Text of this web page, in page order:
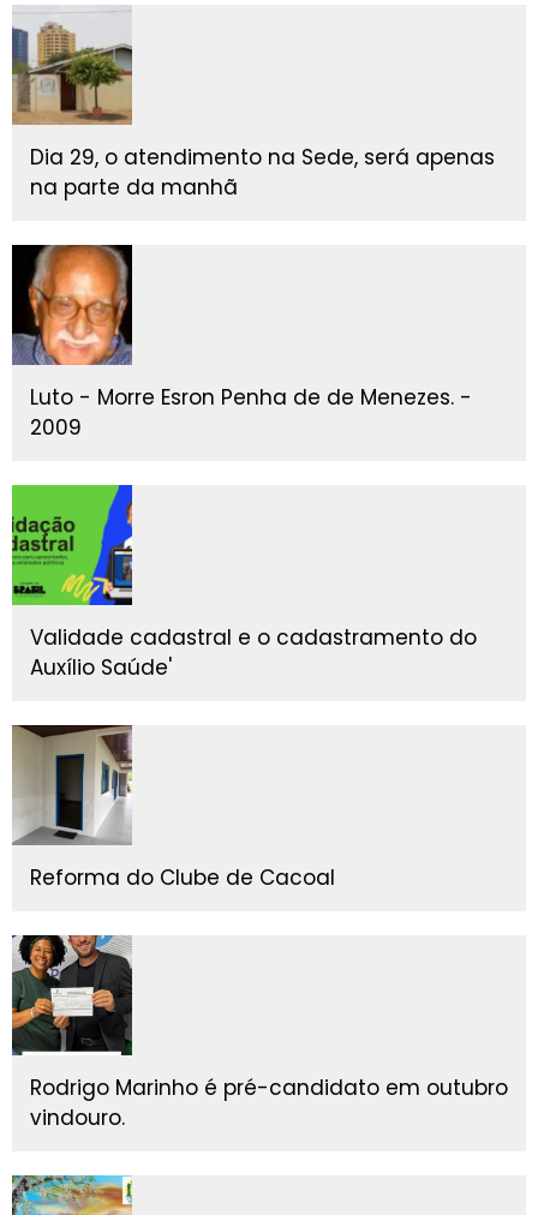
Dia 29, o atendimento na Sede, será apenas
na parte da manhã
Luto - Morre Esron Penha de de Menezes. -
2009
Validade cadastral e o cadastramento do
Auxílio Saúde'
Reforma do Clube de Cacoal
Rodrigo Marinho é pré-candidato em outubro
vindouro.